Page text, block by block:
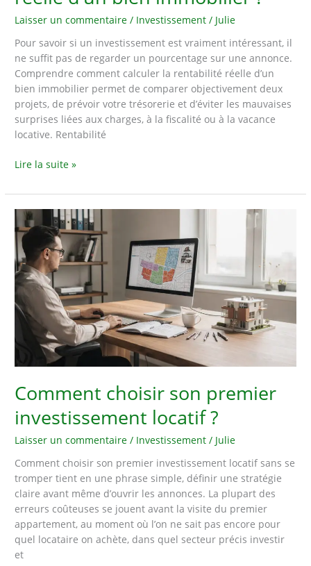
Laisser un commentaire / Investissement / Julie
Pour savoir si un investissement est vraiment intéressant, il
ne suffit pas de regarder un pourcentage sur une annonce.
Comprendre comment calculer la rentabilité réelle d’un
bien immobilier permet de comparer objectivement deux
projets, de prévoir votre trésorerie et d’éviter les mauvaises
surprises liées aux charges, à la fiscalité ou à la vacance
locative. Rentabilité
Comment
la
rentabilité
réelle
d’un
bien
immobilier
?
Lire la suite »
Comment choisir son premier
investissement locatif ?
Laisser un commentaire / Investissement / Julie
Comment choisir son premier investissement locatif sans se
tromper tient en une phrase simple, définir une stratégie
claire avant même d’ouvrir les annonces. La plupart des
erreurs coûteuses se jouent avant la visite du premier
appartement, au moment où l’on ne sait pas encore pour
quel locataire on achète, dans quel secteur précis investir
et